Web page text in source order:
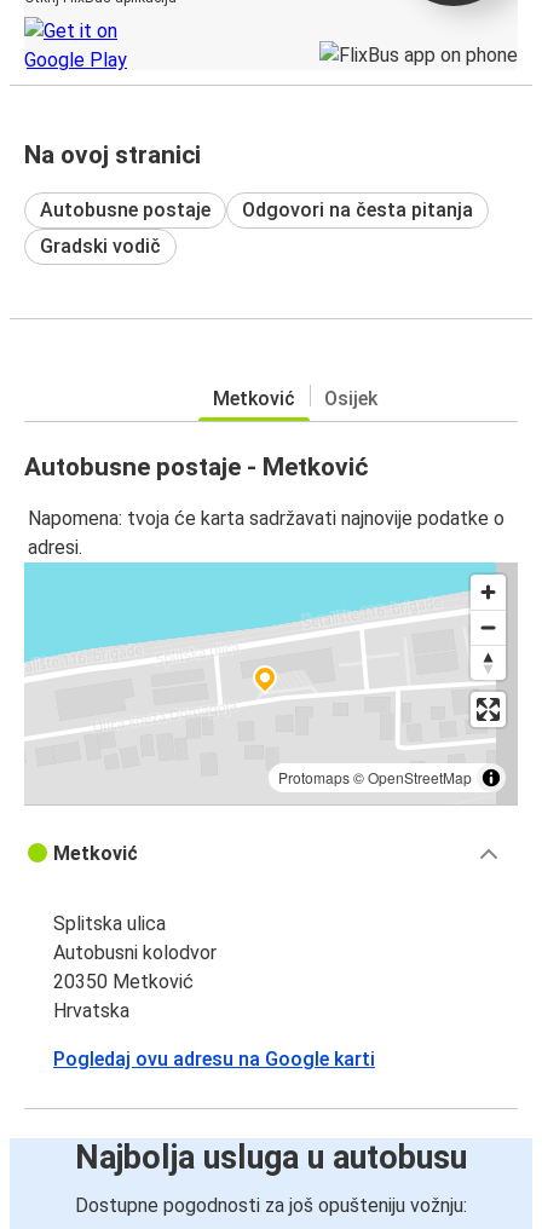
Na ovoj stranici
Autobusne postaje
Odgovori na česta pitanja
Gradski vodič
Metković Osijek
Autobusne postaje - Metković
Napomena: tvoja će karta sadržavati najnovije podatke o
adresi.
Protomaps©OpenStreetMap
Metković
Splitska ulica
Autobusni kolodvor
20350 Metković
Hrvatska
Pogledaj ovu adresu na Google karti
Najbolja usluga u autobusu
Dostupne pogodnosti za još opušteniju vožnju: